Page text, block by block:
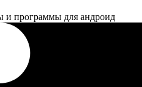
и программы для андроид